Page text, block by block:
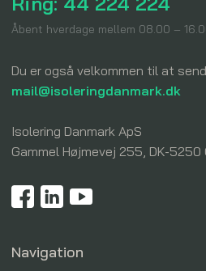
​Åbent hverdage mellem 08.00 –
Du er også velkommen til at
mail@isoleringdanmark.dk
Isolering Danmark ApS​
Gammel Højmevej 255, DK-5250
Navigation